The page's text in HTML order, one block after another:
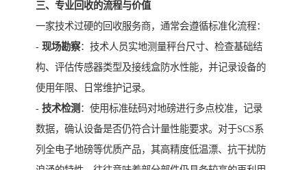
三、专业回收的流程与价值
一家技术过硬的回收服务商，通常会遵循标准化流程：
- 现场勘察：技术人员实地测量秤台尺寸、检查基础结
构、评估传感器类型及接线盒防水性能，并记录设备的
使用年限、日常维护记录。
- 技术检测 ：使用标准砝码对地磅进行多点校准，记录
数据，确认设备是否仍符合计量性能要求。对于SCS系
列全电子地磅等优质产品，其高精度低温漂、抗干扰防